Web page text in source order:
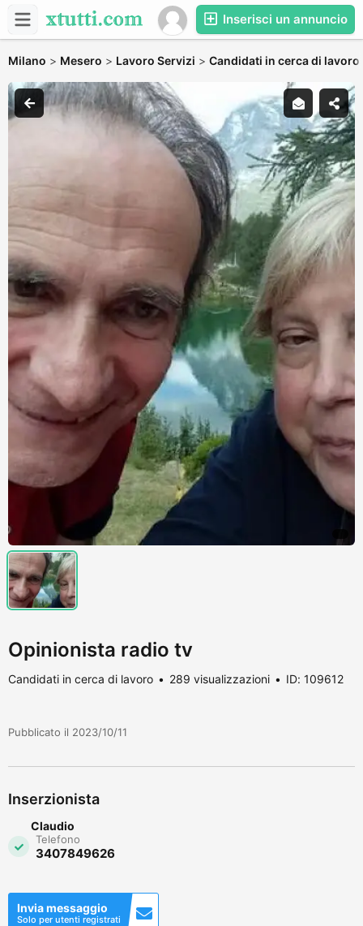
Inserisci un annuncio
Milano > Mesero > Lavoro Servizi > Candidati in cerca di lavoro
Opinionista radio tv
Candidati in cerca di lavoro 289 visualizzazioni ID: 109612
Pubblicato il 2023/10/11
Inserzionista
Claudio
Telefono
3407849626
Invia messaggio
Solo per utenti registrati